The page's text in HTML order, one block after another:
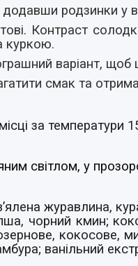
родзинки у
Контраст
куркою.
варіант,
смак та
за температури
світлом, у
чорний кмин;
кокосове,
ванільний